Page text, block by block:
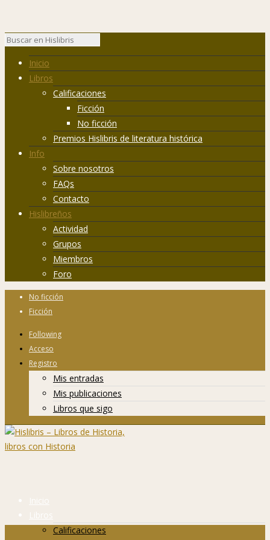
Inicio
Libros
Calificaciones
Ficción
No ficción
Premios Hislibris de literatura histórica
Info
Sobre nosotros
FAQs
Contacto
Hislibreños
Actividad
Grupos
Miembros
Foro
No ficción
Ficción
Following
Acceso
Registro
Mis entradas
Mis publicaciones
Libros que sigo
Inicio
Libros
Calificaciones